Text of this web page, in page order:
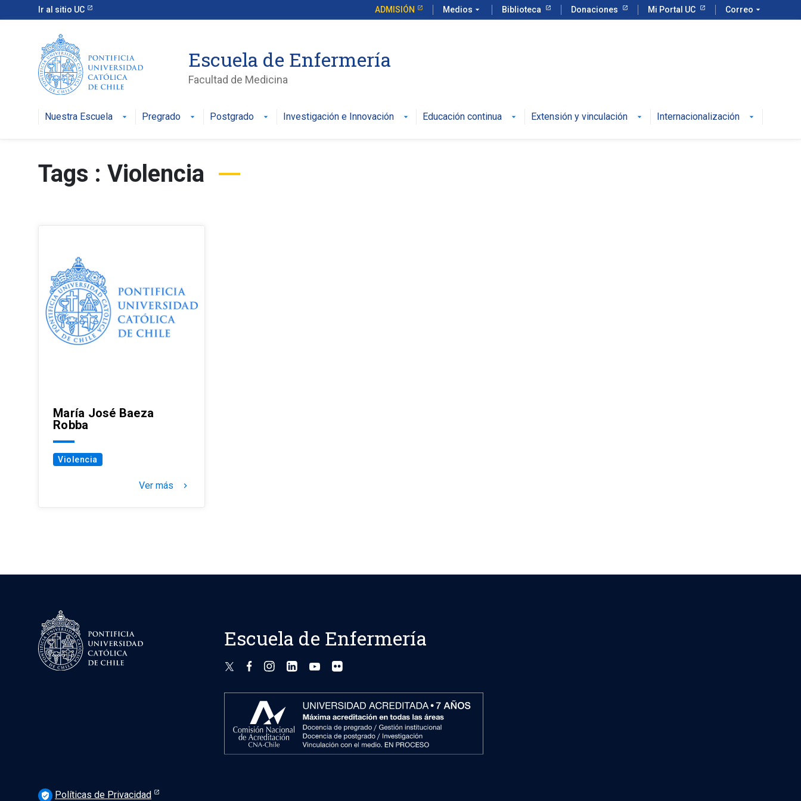
Ir al sitio UC ADMISIÓN Medios arrow_drop_down Biblioteca Donaciones Mi Portal UC Correo arrow_drop_down
Escuela de Enfermería
Facultad de Medicina
Nuestra Escuela Pregrado Postgrado Investigación e Innovación Educación continua Extensión y vinculación Internacionalización
Tags : Violencia
María José Baeza
Robba
Violencia
Ver más keyboard_arrow_right
Escuela de Enfermería
verified_user Políticas de Privacidad